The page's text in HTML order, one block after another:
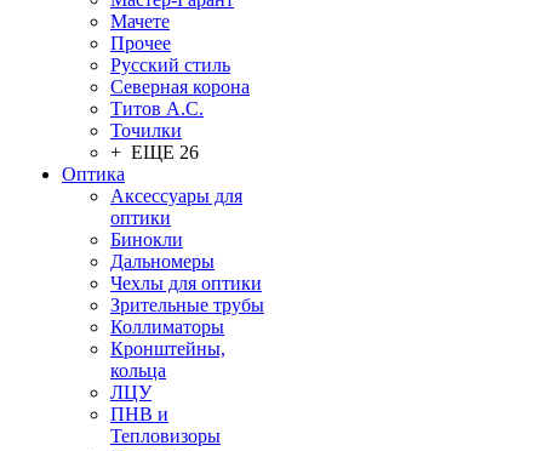
Мачете
Прочее
Русский стиль
Северная корона
Титов А.С.
Точилки
+ ЕЩЕ 26
Оптика
Аксессуары для
оптики
Бинокли
Дальномеры
Чехлы для оптики
Зрительные трубы
Коллиматоры
Кронштейны,
кольца
ЛЦУ
ПНВ и
Тепловизоры